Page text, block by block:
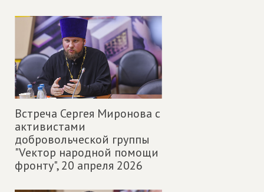
Встреча Сергея Миронова с
активистами
добровольческой группы
"Vектор народной помощи
фронту",20 апреля 2026